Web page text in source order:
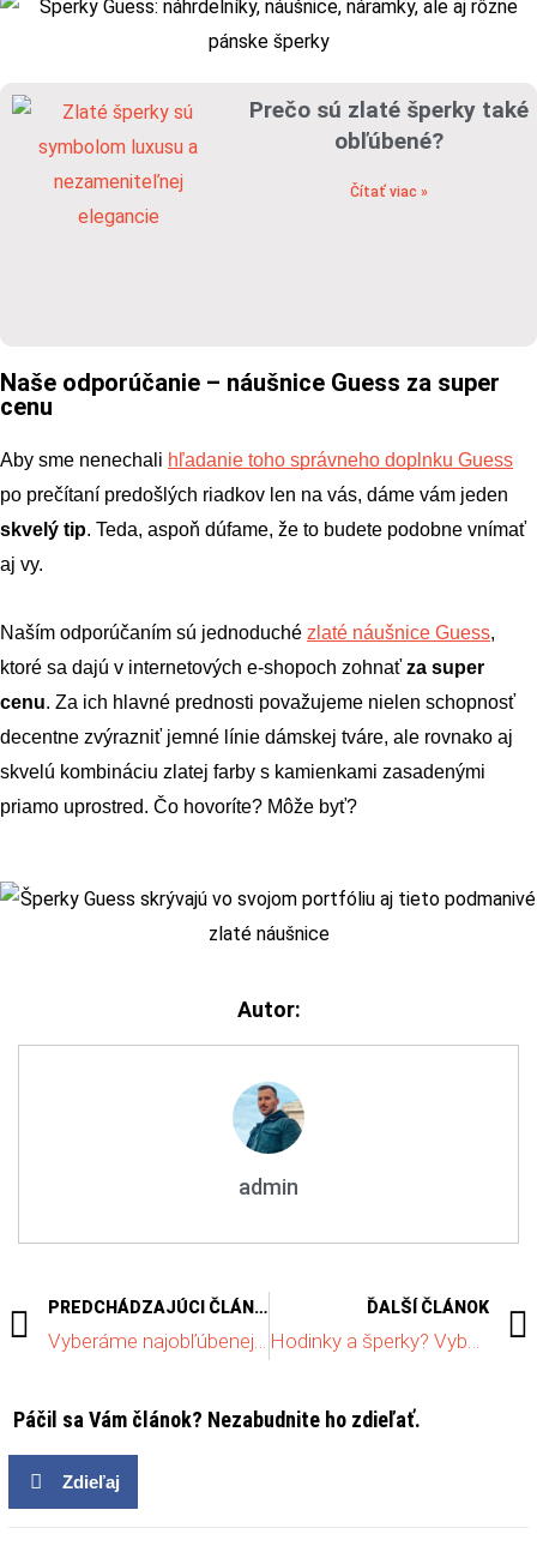
Prečo sú zlaté šperky také
obľúbené?
Čítať viac »
Naše odporúčanie – náušnice Guess za super
cenu
Aby sme nenechali hľadanie toho správneho doplnku Guess
skvelý tip. Teda, aspoň dúfame, že to budete podobne vnímať
aj vy.
Naším odporúčaním sú jednoduché zlaté náušnice Guess,
ktoré sa dajú v internetových e-shopoch zohnať za super
cenu. Za ich hlavné prednosti považujeme nielen schopnosť
decentne zvýrazniť jemné línie dámskej tváre, ale rovnako aj
skvelú kombináciu zlatej farby s kamienkami zasadenými
priamo uprostred. Čo hovoríte? Môže byť?
Autor:
admin
PREDCHÁDZAJÚCI ČLÁNOK ĎALŠÍ ČLÁNOK
Páčil sa Vám článok? Nezabudnite ho zdieľať.
Zdieľaj